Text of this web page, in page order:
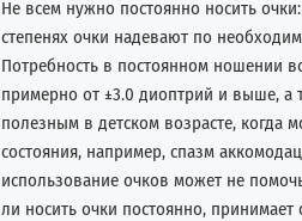
Не всем нужно постоянно носить
степенях очки надевают по
Потребность в постоянном ношении
примерно от ±3.0 диоптрий и выше, а
полезным в детском возрасте, когда
состояния, например, спазм
использование очков может не
ли носить очки постоянно,